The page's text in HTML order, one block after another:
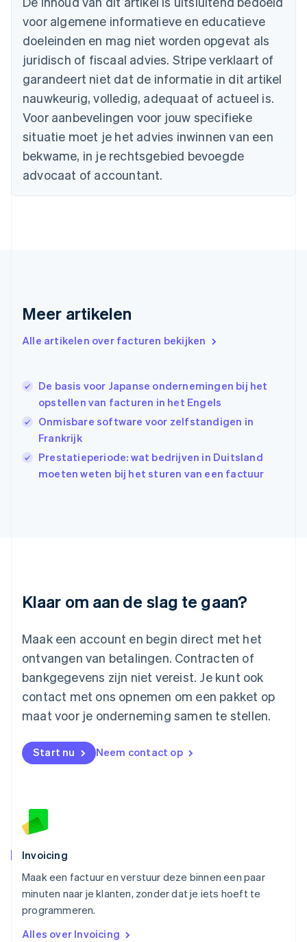
voor algemene informatieve en educatieve
doeleinden en mag niet worden opgevat als
juridisch of fiscaal advies. Stripe verklaart of
garandeert niet dat de informatie in dit artikel
nauwkeurig, volledig, adequaat of actueel is.
Voor aanbevelingen voor jouw specifieke
situatie moet je het advies inwinnen van een
bekwame, in je rechtsgebied bevoegde
advocaat of accountant.
Meer artikelen
Alle artikelen over facturen bekijken
De basis voor Japanse ondernemingen bij het
opstellen van facturen in het Engels
Onmisbare software voor zelfstandigen in
Frankrijk
Prestatieperiode: wat bedrijven in Duitsland
moeten weten bij het sturen van een factuur
Klaar om aan de slag te gaan?
Maak een account en begin direct met het
ontvangen van betalingen. Contracten of
bankgegevens zijn niet vereist. Je kunt ook
contact met ons opnemen om een pakket op
maat voor je onderneming samen te stellen.
Start nu Neem contact op
Invoicing
Maak een factuur en verstuur deze binnen een paar
minuten naar je klanten, zonder dat je iets hoeft te
programmeren.
Alles over Invoicing
Brazilië
PortuguêsEnglish
Bulgarije
English
Canada
English Français
Cyprus
English
Denemarken
Duitsland
DeutschEnglish
Estland
English
Finland
Hongarije
Hongkong SAR, China
English
English
Italië
ItalianoEnglish
日本語English
Kroatië
FrançaisDeutschEnglish
English
Malta
English
Mexico
Nederland
NederlandsEnglish
English
Noorwegen
Polen
English
Português
English
Singapore
English简体中文
EnglishItaliano